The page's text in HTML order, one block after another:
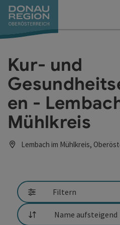
Zum Inhalt
Zur Navigation
Zum Seitenanfang
Zur Kontaktseite
Zum Impressum
Zur Startseite
Kur- und
en -
Mühlkreis
Lembach im Mühlkreis,
Filtern
Sortierung